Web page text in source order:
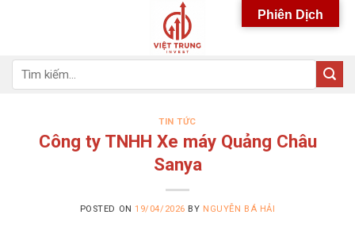
kiếm:
TIN TỨC
Công ty TNHH Xe máy Quảng Châu
Sanya
POSTED ON 19/04/2026 BY NGUYỄN BÁ HẢI
Phiên Dịch